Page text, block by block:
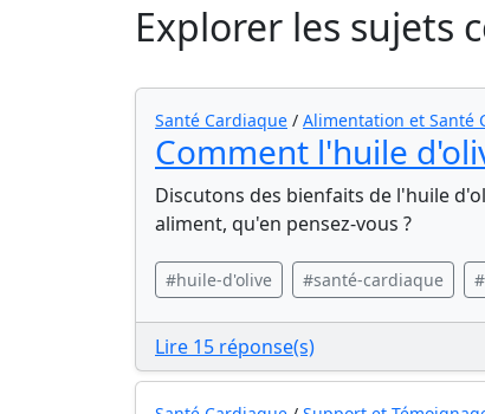
Explorer les sujets
Santé Cardiaque / Alimentation et Santé
Comment l'huile
Discutons des bienfaits de l'huile
aliment, qu'en pensez-vous ?
#huile-d'olive #santé-cardiaque
Lire 15 réponse(s)